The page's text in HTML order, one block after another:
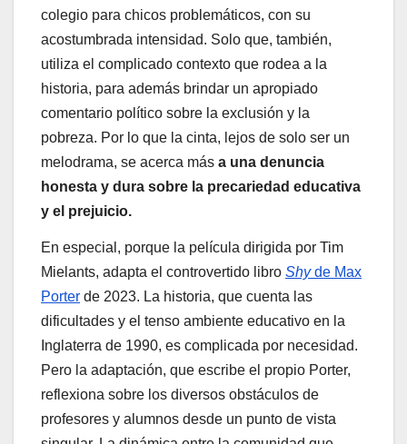
colegio para chicos problemáticos, con su
acostumbrada intensidad. Solo que, también,
utiliza el complicado contexto que rodea a la
historia, para además brindar un apropiado
comentario político sobre la exclusión y la
pobreza. Por lo que la cinta, lejos de solo ser un
melodrama, se acerca más a una denuncia
honesta y dura sobre la precariedad educativa
y el prejuicio.
En especial, porque la película dirigida por Tim
Mielants, adapta el controvertido libro Shyde Max
Porter de 2023. La historia, que cuenta las
dificultades y el tenso ambiente educativo en la
Inglaterra de 1990, es complicada por necesidad.
Pero la adaptación, que escribe el propio Porter,
reflexiona sobre los diversos obstáculos de
profesores y alumnos desde un punto de vista